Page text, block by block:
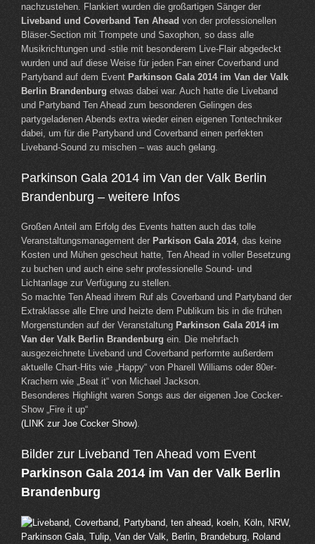
nachzustehen. Flankiert wurden die großartigen Sänger der
Liveband und Coverband Ten Ahead von der professionellen
Bläser-Section mit Trompete und Saxophon, so dass alle
Musikrichtungen und -stile mit besonderem Live-Flair abgedeckt
wurden und auf diese Weise für jeden Fan einer Coverband und
Partyband auf dem Event Parkinson Gala 2014 im Van der Valk
Berlin Brandenburg etwas dabei war. Auch hatte die Liveband
und Partyband Ten Ahead zum besonderen Gelingen des
partygeladenen Abends extra wieder einen eigenen Tontechniker
dabei, um für die Partyband und Coverband einen perfekten
Liveband-Sound zu mischen – was auch gelang.
Parkinson Gala 2014 im Van der Valk Berlin
Brandenburg – weitere Infos
Großen Anteil am Erfolg des Events hatten auch das tolle
Veranstaltungsmanagement der Parkison Gala 2014, das keine
Kosten und Mühen gescheut hatte, Ten Ahead in voller Besetzung
zu buchen und auch eine sehr professionelle Sound- und
Lichtanlage zur Verfügung zu stellen.
So machte Ten Ahead ihrem Ruf als Coverband und Partyband der
Extraklasse alle Ehre und heizte dem Publikum bis in die frühen
Morgenstunden auf der Veranstaltung Parkinson Gala 2014 im
Van der Valk Berlin Brandenburg ein. Die mehrfach
ausgezeichnete Liveband und Coverband performte außerdem
aktuelle Chart-Hits wie „Happy“ von Pharell Williams oder 80er-
Krachern wie „Beat it“ von Michael Jackson.
Besonderes Highlight waren Songs aus der eigenen Joe Cocker-
Show „Fire it up“
(LINK zur Joe Cocker Show).
Bilder zur Liveband Ten Ahead vom Event
Parkinson Gala 2014 im Van der Valk Berlin
Brandenburg